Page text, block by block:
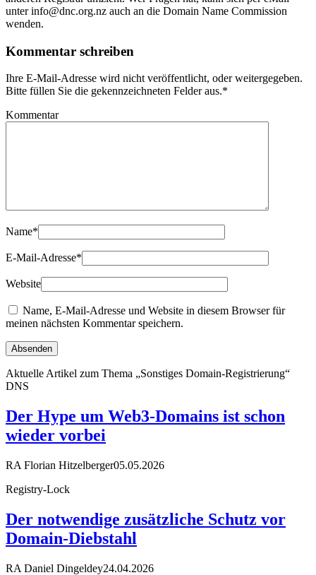
unter info@dnc.org.nz auch an die Domain Name Commission
wenden.
Kommentar schreiben
Ihre E-Mail-Adresse wird nicht veröffentlicht, oder weitergegeben.
Bitte füllen Sie die gekennzeichneten Felder aus.*
Kommentar
Name*
E-Mail-Adresse*
Website
Name, E-Mail-Adresse und Website in diesem Browser für
meinen nächsten Kommentar speichern.
Aktuelle Artikel zum Thema „Sonstiges Domain-Registrierung“
DNS
Der Hype um Web3-Domains ist schon
wieder vorbei
RA Florian Hitzelberger05.05.2026
Registry-Lock
Der notwendige zusätzliche Schutz vor
Domain-Diebstahl
RA Daniel Dingeldey24.04.2026